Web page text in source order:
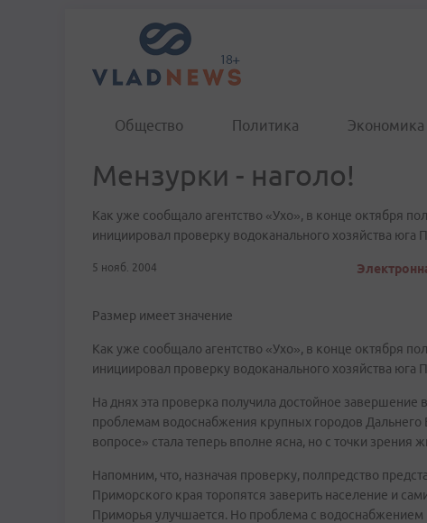
Общество Политика Экономика
Мензурки - наголо!
Как уже сообщало агентство «Ухо», в конце октября
инициировал проверку водоканального хозяйства юга
5 нояб. 2004
Размер имеет значение
Как уже сообщало агентство «Ухо», в конце октября
инициировал проверку водоканального хозяйства юга
На днях эта проверка получила достойное
проблемам водоснабжения крупных городов Дальнего
вопросе» стала теперь вполне ясна, но с точки зрения
Напомним, что, назначая проверку, полпредство
Приморского края торопятся заверить население и
Приморья улучшается. Но проблема с водоснабжением